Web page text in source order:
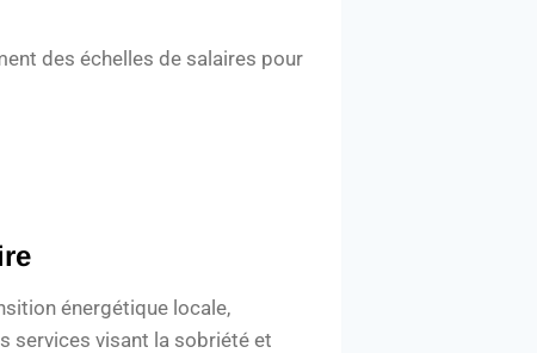
des échelles de salaires pour
énergétique locale,
services visant la sobriété et